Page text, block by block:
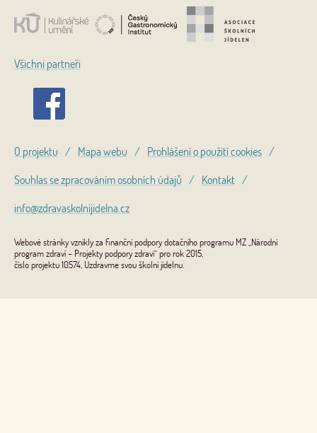
Všichni partneři
O projektu / Mapa webu / Prohlášení o použití cookies /
Souhlas se zpracováním osobních údajů / Kontakt /
info@zdravaskolnijidelna.cz
Webové stránky vznikly za finanční podpory dotačního programu MZ „Národní
program zdraví – Projekty podpory zdraví“ pro rok 2015,
číslo projektu 10574, Uzdravme svou školní jídelnu.